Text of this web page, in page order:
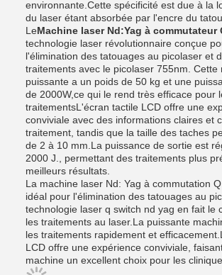
environnante.Cette spécificité est due à la
du laser étant absorbée par l'encre du
LeMachine laser Nd:Yag à commutateur
technologie laser révolutionnaire conçue
l'élimination des tatouages au picolaser et
traitements avec le picolaser 755nm. Cette
puissante a un poids de 50 kg et une
de 2000W,ce qui le rend très efficace pour
traitementsL'écran tactile LCD offre une
conviviale avec des informations claires et
traitement, tandis que la taille des taches
de 2 à 10 mm.La puissance de sortie est
2000 J., permettant des traitements plus
meilleurs résultats.
La machine laser Nd: Yag à commutation
idéal pour l'élimination des tatouages au
technologie laser q switch nd yag en fait le
les traitements au laser.La puissante
les traitements rapidement et
LCD offre une expérience conviviale,
machine un excellent choix pour les